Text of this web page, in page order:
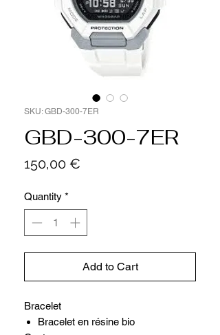
SKU: GBD-300-7ER
GBD-300-7ER
150,00 €
Quantity *
Add to Cart
Bracelet
Bracelet en résine bio